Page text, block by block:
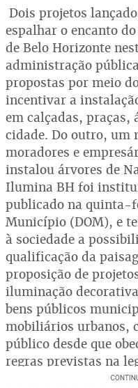
Dois projetos
espalhar o encanto
de Belo Horizonte
administração
propostas por meio
incentivar a
em calçadas, praças,
cidade. Do outro, um
moradores e
instalou árvores de
Ilumina BH foi
publicado na quinta-
Município (DOM), e
à sociedade a
qualificação da
proposição de
iluminação
bens públicos
mobiliários urbanos,
público desde que
regras previstas na